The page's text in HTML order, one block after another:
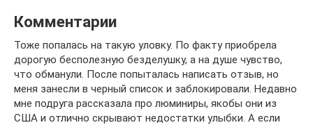
Комментарии
Тоже попалась на такую уловку. По факту приобрела
дорогую бесполезную безделушку, а на душе чувство,
что обманули. После попыталась написать отзыв, но
меня занесли в черный список и заблокировали. Недавно
мне подруга рассказала про люминиры, якобы они из
США и отлично скрывают недостатки улыбки. А если